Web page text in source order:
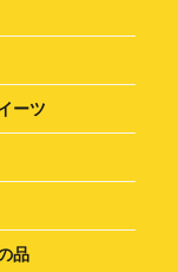
ーツ
品